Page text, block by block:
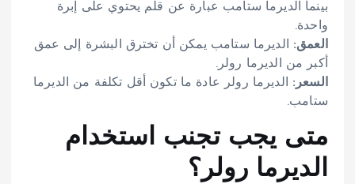
بينما الديرما ستامب عبارة عن قلم يحتوي على إبرة
واحدة.
العمق:الديرما ستامب يمكن أن تخترق البشرة إلى عمق
أكبر من الديرما رولر.
السعر: الديرما رولر عادة ما تكون أقل تكلفة من الديرما
ستامب.
متى يجب تجنب استخدام
الديرما رولر؟